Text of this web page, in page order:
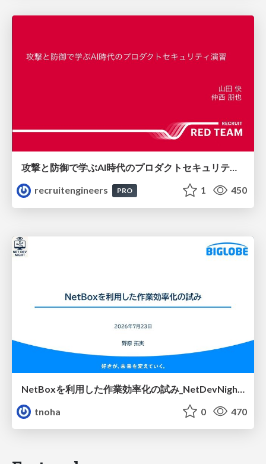
攻撃と防御で学ぶAI時代のプロダクトセキュリティ演習
recruitengineers
PRO 1 450
tnoha
0 470